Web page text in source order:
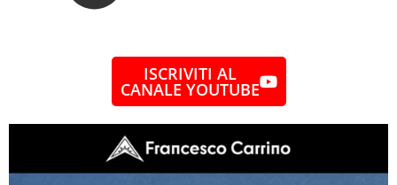
ISCRIVITI AL
CANALE YOUTUBE